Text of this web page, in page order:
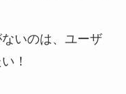
いのは、ユーザ
！